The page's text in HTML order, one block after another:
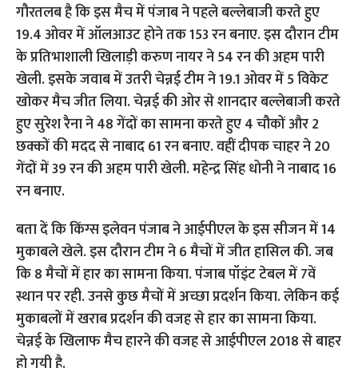
गौरतलब है कि इस मैच में पंजाब ने पहले बल्लेबाजी करते हुए
19.4 ओवर में ऑलआउट होने तक 153 रन बनाए. इस दौरान टीम
के प्रतिभाशाली खिलाड़ी करुण नायर ने 54 रन की अहम पारी
खेली. इसके जवाब में उतरी चेन्नई टीम ने 19.1 ओवर में 5 विकेट
खोकर मैच जीत लिया. चेन्नई की ओर से शानदार बल्लेबाजी करते
हुए सुरेश रैना ने 48 गेंदों का सामना करते हुए 4 चौकों और 2
छक्कों की मदद से नाबाद 61 रन बनाए. वहीं दीपक चाहर ने 20
गेंदों में 39 रन की अहम पारी खेली. महेन्द्र सिंह धोनी ने नाबाद 16
रन बनाए.
बता दें कि किंग्स इलेवन पंजाब ने आईपीएल के इस सीजन में 14
मुकाबले खेले. इस दौरान टीम ने 6 मैचों में जीत हासिल की. जब
कि 8 मैचों में हार का सामना किया. पंजाब पॉइंट टेबल में 7वें
स्थान पर रही. उनसे कुछ मैचों में अच्छा प्रदर्शन किया. लेकिन कई
मुकाबलों में खराब प्रदर्शन की वजह से हार का सामना किया.
चेन्नई के खिलाफ मैच हारने की वजह से आईपीएल 2018 से बाहर